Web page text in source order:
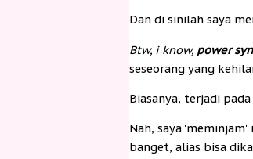
Dan di sinilah saya
Btw, i know, power
seseorang yang
Biasanya, terjadi
Nah, saya
banget, alias bisa